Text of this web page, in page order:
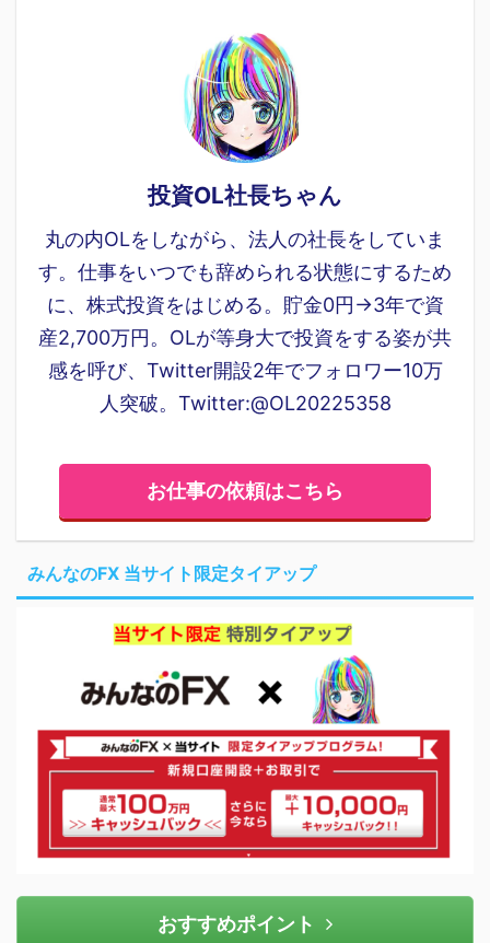
投資OL社長ちゃん
丸の内OLをしながら、法人の社長をしていま
す。仕事をいつでも辞められる状態にするため
に、株式投資をはじめる。貯金0円→3年で資
産2,700万円。OLが等身大で投資をする姿が共
感を呼び、Twitter開設2年でフォロワー10万
人突破。Twitter:@OL20225358
お仕事の依頼はこちら
みんなのFX 当サイト限定タイアップ
おすすめポイント